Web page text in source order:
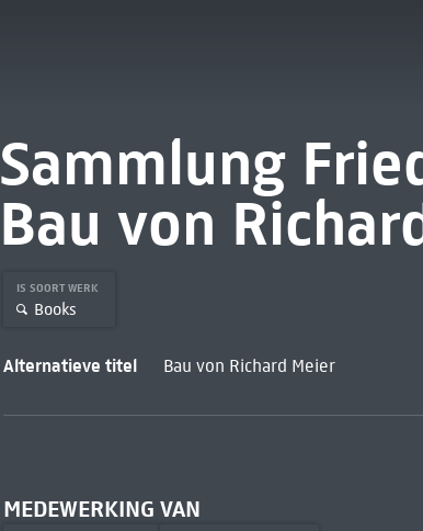
Sammlung
Bau von
IS SOORT WERK
Books
Alternatieve titel Bau von Richard Meier
MEDEWERKING VAN